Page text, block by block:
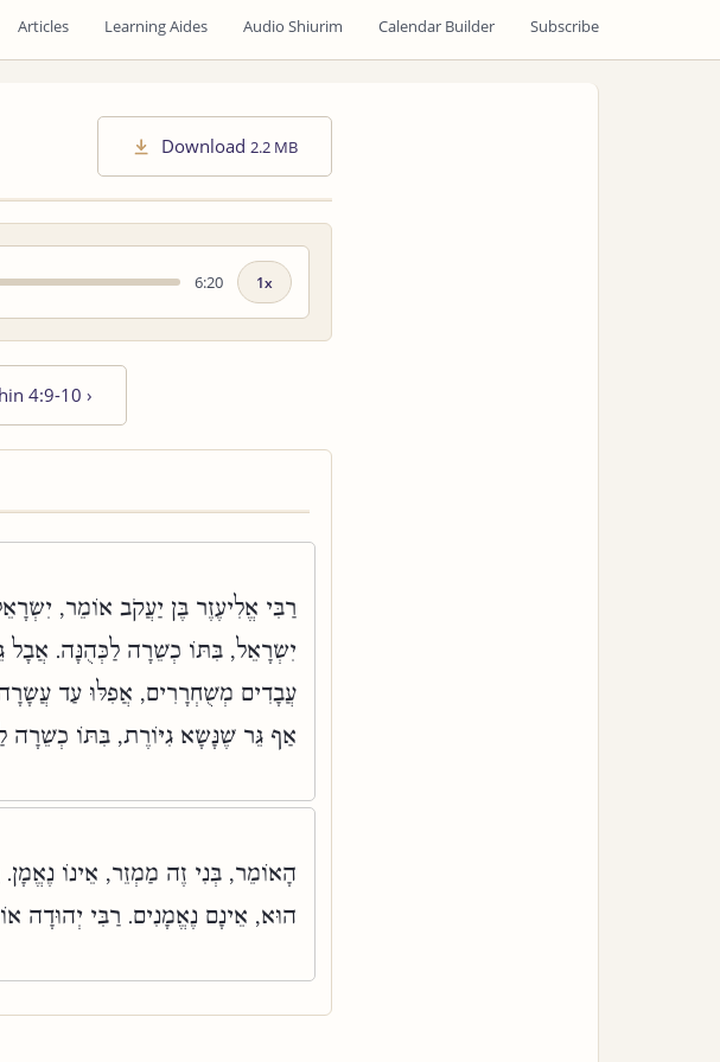
Articles Learning Aides Audio Shiurim Calendar Builder Subscribe
Download 2.2 MB
6:20
Playback
4:9-10 ›
רַבִּי אֱלִיעֶזֶר בֶּן יַעֲקֹב אוֹמֵר,
יִשְׂרָאֵל, בִּתּוֹ כְשֵׁרָה לַכְּהֻנָּה. אֲבָל
עֲבָדִים מְשֻׁחְרָרִים, אֲפִלּוּ עַד
אַף גֵּר שֶׁנָּשָׂא גִיּוֹרֶת, בִּתּוֹ כְשֵׁרָה
הָאוֹמֵר, בְּנִי זֶה מַמְזֵר, אֵינוֹ
הוּא, אֵינָם נֶאֱמָנִים. רַבִּי יְהוּדָה